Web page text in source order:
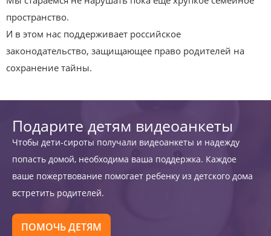
пространство.
И в этом нас поддерживает российское
законодательство, защищающее право родителей на
сохранение тайны.
Подарите детям видеоанкеты
Чтобы дети-сироты получали видеоанкеты и надежду
попасть домой, необходима ваша поддержка. Каждое
ваше пожертвование помогает ребенку из детского дома
встретить родителей.
ПОМОЧЬ ДЕТЯМ